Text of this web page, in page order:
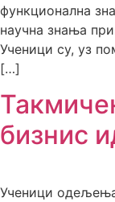
функционална
научна знања
Ученици су, уз
[…]
бизнис
Ученици